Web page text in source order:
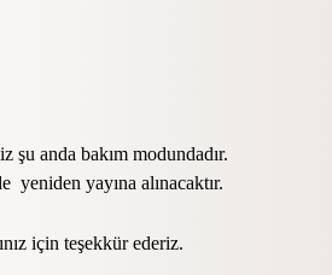
şu anda bakım modundadır.
yeniden yayına alınacaktır.
için teşekkür ederiz.